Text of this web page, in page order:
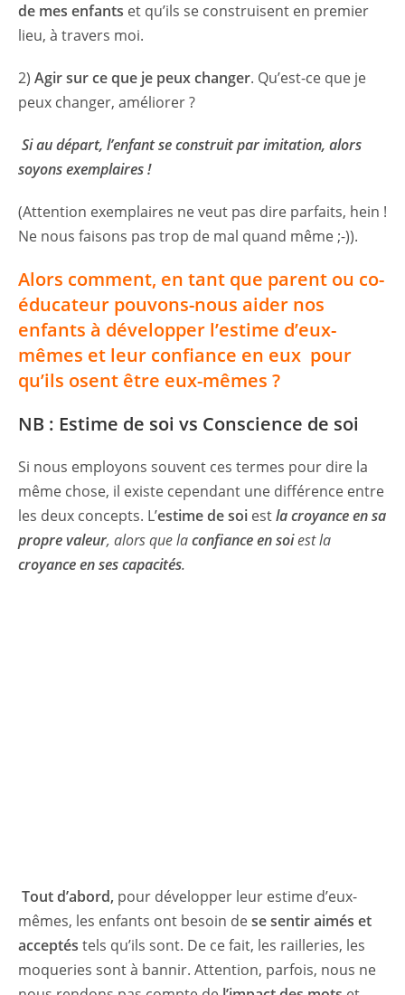
de mes enfants et qu’ils se construisent en premier
lieu, à travers moi.
2) Agir sur ce que je peux changer. Qu’est-ce que je
peux changer, améliorer ?
Si au départ, l’enfant se construit par imitation, alors
soyons exemplaires !
(Attention exemplaires ne veut pas dire parfaits, hein !
Ne nous faisons pas trop de mal quand même ;-)).
Alors comment, en tant que parent ou co-
éducateur pouvons-nous aider nos
enfants à développer l’estime d’eux-
mêmes et leur confiance en eux pour
qu’ils osent être eux-mêmes ?
NB : Estime de soi vs Conscience de soi
Si nous employons souvent ces termes pour dire la
même chose, il existe cependant une différence entre
les deux concepts. L’estime de soi estla croyance en sa
propre valeur, alors que laconfiance en soiest la
croyance en ses capacités.
Tout d’abord, pour développer leur estime d’eux-
mêmes, les enfants ont besoin dese sentir aimés et
acceptés tels qu’ils sont. De ce fait, les railleries, les
moqueries sont à bannir. Attention, parfois, nous ne